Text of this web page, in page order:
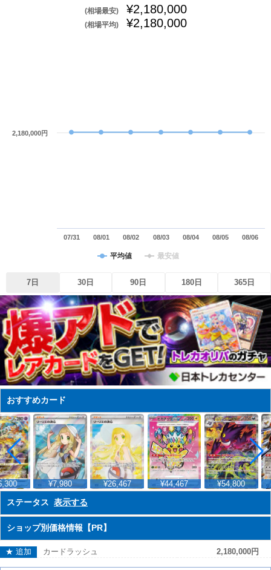
(相場最安) ¥2,180,000
(相場平均) ¥2,180,000
平均値 最安値
07/31 08/01 08/02 08/03 08/04 08/05 08/06
2,180,000円
7日 30日 90日 180日 365日
おすすめカード
¥7,980 ¥26,467 ¥44,467 ¥54,800
ステータス 表示する
ショップ別価格情報【PR】
★ 追加 カードラッシュ 2,180,000円